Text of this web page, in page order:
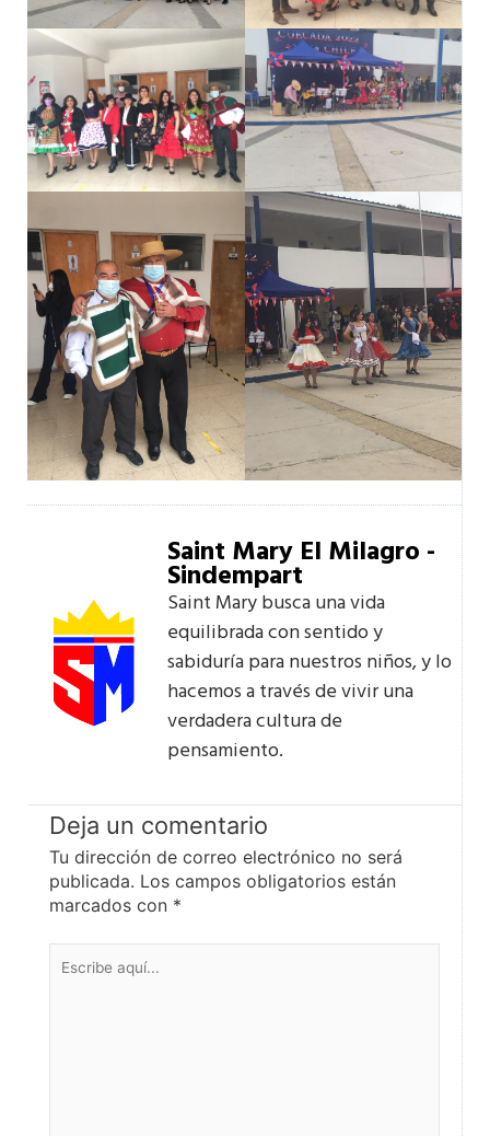
Saint Mary El Milagro -
Sindempart
Saint Mary busca una vida
equilibrada con sentido y
sabiduría para nuestros niños, y lo
hacemos a través de vivir una
verdadera cultura de
pensamiento.
Deja un comentario
Tu dirección de correo electrónico no será
publicada. Los campos obligatorios están
marcados con *
aquí...